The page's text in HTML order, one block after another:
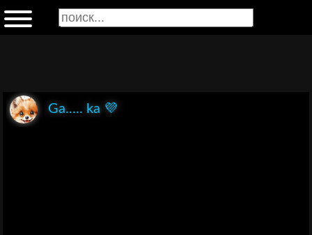
Ga..... ka 💜